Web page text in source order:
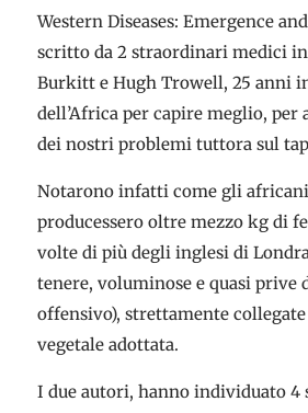
Western Diseases: Emergence
scritto da 2 straordinari medici
Burkitt e Hugh Trowell, 25 anni
dell’Africa per capire meglio, per
dei nostri problemi tuttora sul
Notarono infatti come gli
producessero oltre mezzo kg di
volte di più degli inglesi di
tenere, voluminose e quasi prive
offensivo), strettamente
vegetale adottata.
I due autori, hanno individuato 4